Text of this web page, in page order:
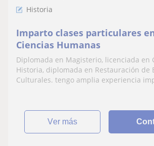
Historia
Imparto clases particulares
Ciencias Humanas
Diplomada en Magisterio, licenciada en
Historia, diplomada en Restauración de
Culturales. tengo amplia experiencia
ver más